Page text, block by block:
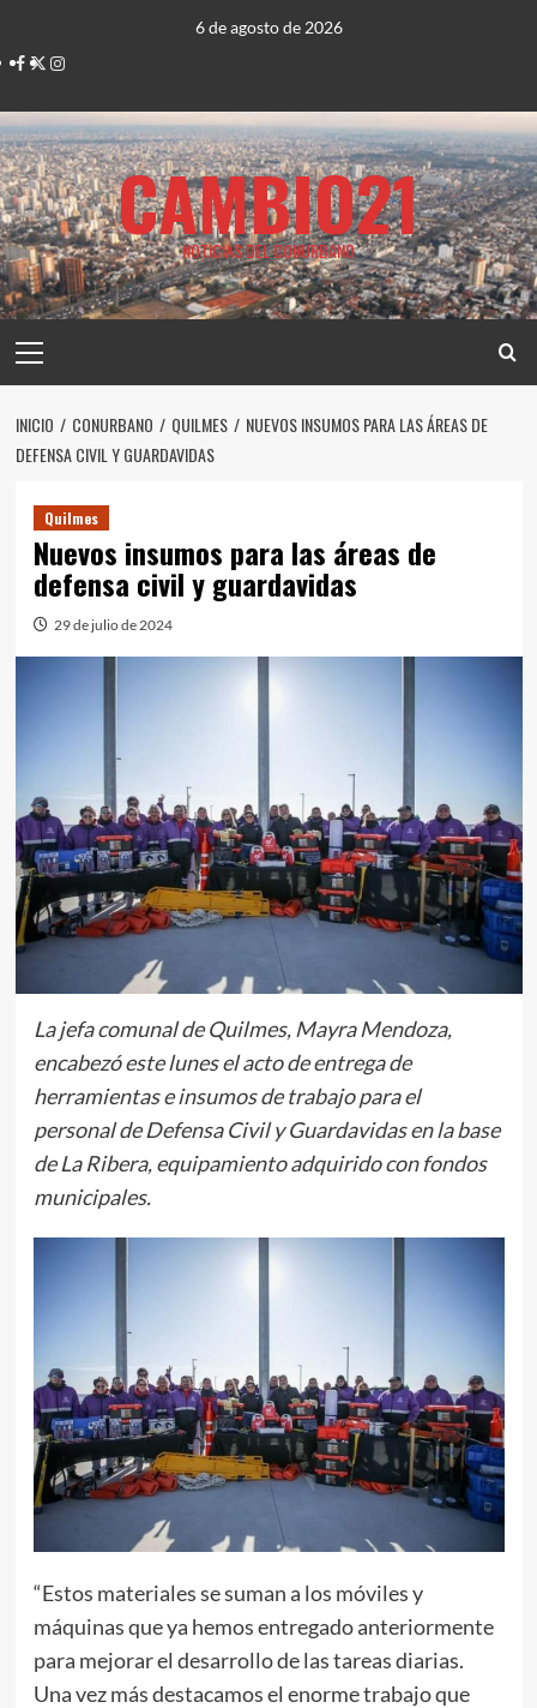
contenido
6 de agosto de 2026
Facebook
TwitterInstagram
CAMBIO21
NOTICIAS DEL CONURBANO
principal
INICIO CONURBANO QUILMES
NUEVOS INSUMOS PARA LAS ÁREAS DE
DEFENSA CIVIL Y GUARDAVIDAS
Quilmes
Nuevos insumos para las áreas de
defensa civil y guardavidas
29 de julio de 2024
La jefa comunal de Quilmes, Mayra Mendoza,
encabezó este lunes el acto de entrega de
herramientas e insumos de trabajo para el
personal de Defensa Civil y Guardavidas en la base
de La Ribera, equipamiento adquirido con fondos
municipales.
“Estos materiales se suman a los móviles y
máquinas que ya hemos entregado anteriormente
para mejorar el desarrollo de las tareas diarias.
Una vez más destacamos el enorme trabajo que